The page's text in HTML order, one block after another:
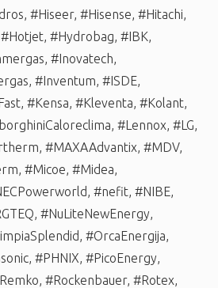
, #Hiseer, #Hisense, #Hitachi,
#Hotjet, #Hydrobag, #IBK,
, #Inovatech,
, #Inventum, #ISDE,
, #Kensa, #Kleventa, #Kolant,
, #Lennox, #LG,
, #MAXAAdvantix, #MDV,
, #Micoe, #Midea,
, #nefit, #NIBE,
, #NuLiteNewEnergy,
, #OrcaEnergija,
, #PHNIX, #PicoEnergy,
, #Rockenbauer, #Rotex,